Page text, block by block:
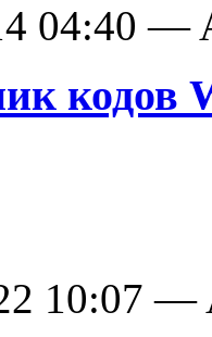
04:40 —
кодов
10:07 —